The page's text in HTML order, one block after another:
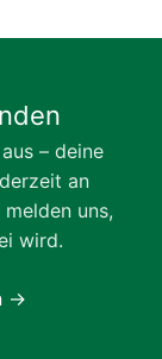
– deine
an
uns,
wird.
→